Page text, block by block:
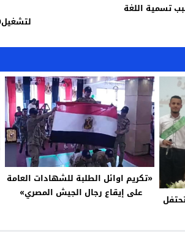
تسمية اللغة
لتشغيل1000مدرسةللشريحة المتوسطة
«تكريم اوائل الطلبة للشهادات العامة
على إيقاع رجال الجيش المصري»